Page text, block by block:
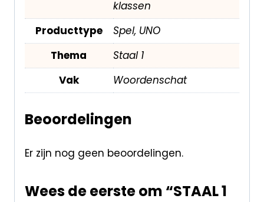
klassen
Producttype
Spel, UNO
Thema
Staal 1
Vak
Woordenschat
Beoordelingen
Er zijn nog geen beoordelingen.
Wees de eerste om “STAAL 1